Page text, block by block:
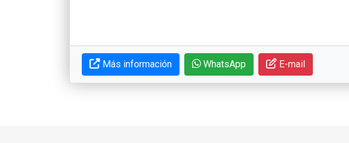
Más información WhatsApp E-mail